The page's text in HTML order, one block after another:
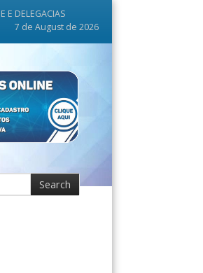
E DELEGACIAS
7 de August de 2026